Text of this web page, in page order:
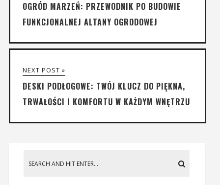
OGRÓD MARZEŃ: PRZEWODNIK PO BUDOWIE
FUNKCJONALNEJ ALTANY OGRODOWEJ
NEXT POST »
DESKI PODŁOGOWE: TWÓJ KLUCZ DO PIĘKNA,
TRWAŁOŚCI I KOMFORTU W KAŻDYM WNĘTRZU